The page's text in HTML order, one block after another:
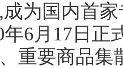
为国内首
年6月17日
重要商品集